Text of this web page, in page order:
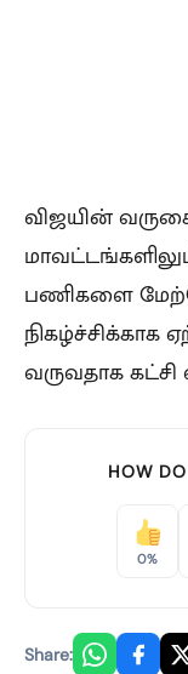
விஜயின்
பணிகளை
நிகழ்ச்சிக்காக
வருவதாக
HOW DO
0%
Share: